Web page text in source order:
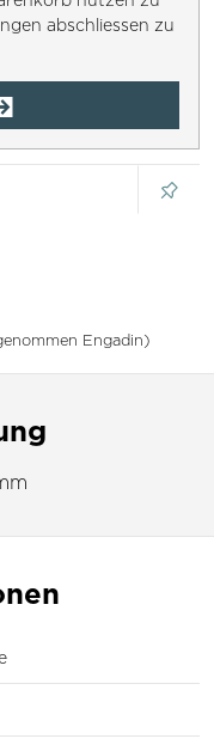
abschliessen zu
Engadin)